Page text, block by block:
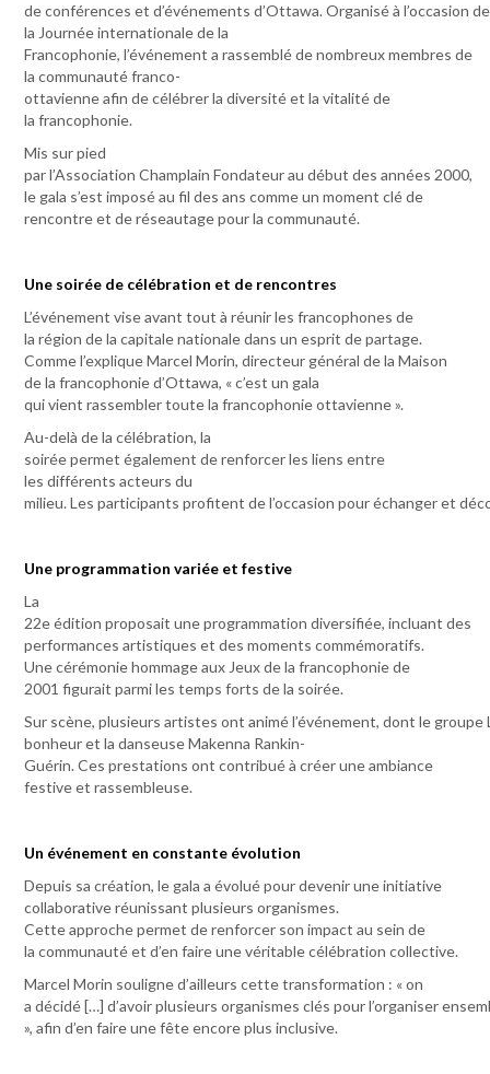
de conférences et d’événements d’Ottawa. Organisé à l’occasion de
la Journée internationale de la
Francophonie, l’événement a rassemblé de nombreux membres de
la communauté franco-
ottavienne afin de célébrer la diversité et la vitalité de
la francophonie.
Mis sur pied
par l’Association Champlain Fondateur au début des années 2000,
le gala s’est imposé au fil des ans comme un moment clé de
rencontre et de réseautage pour la communauté.
Une soirée de célébration et de rencontres
L’événement vise avant tout à réunir les francophones de
la région de la capitale nationale dans un esprit de partage.
Comme l’explique Marcel Morin, directeur général de la Maison
de la francophonie d’Ottawa, « c’est un gala
qui vient rassembler toute la francophonie ottavienne ».
Au-delà de la célébration, la
soirée permet également de renforcer les liens entre
les différents acteurs du
milieu. Les participants profitent de l’occasion pour échanger et
Une programmation variée et festive
La
22e édition proposait une programmation diversifiée, incluant des
performances artistiques et des moments commémoratifs.
Une cérémonie hommage aux Jeux de la francophonie de
2001 figurait parmi les temps forts de la soirée.
Sur scène, plusieurs artistes ont animé l’événement, dont le groupe
bonheur et la danseuse Makenna Rankin-
Guérin. Ces prestations ont contribué à créer une ambiance
festive et rassembleuse.
Un événement en constante évolution
Depuis sa création, le gala a évolué pour devenir une initiative
collaborative réunissant plusieurs organismes.
Cette approche permet de renforcer son impact au sein de
la communauté et d’en faire une véritable célébration collective.
Marcel Morin souligne d’ailleurs cette transformation : « on
a décidé […] d’avoir plusieurs organismes clés pour l’organiser
», afin d’en faire une fête encore plus inclusive.